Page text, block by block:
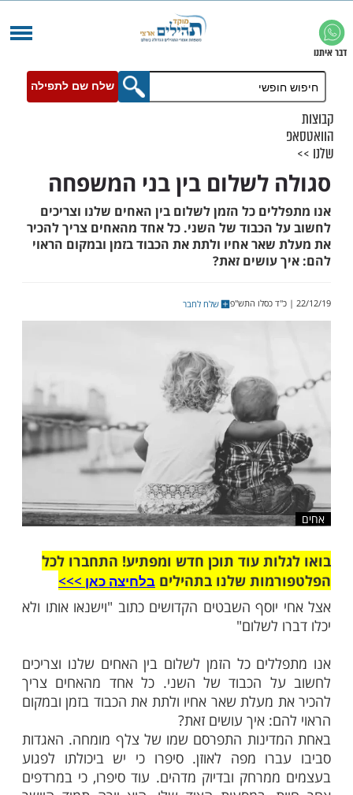
שלח שם לתפילה
לשלום בין בני המשפחה
כל הזמן לשלום בין האחים שלנו וצריכים
אחיו ולתת את הכבוד בזמן ובמקום הראוי
עושים זאת?
שלח לחבר
עוד תוכן חדש ומפתיע! התחברו לכל
שלנו בתהיליםבלחיצה כאן >>>​
השבטים הקדושים כתוב "וישנאּו אותו ולא
לשלום"